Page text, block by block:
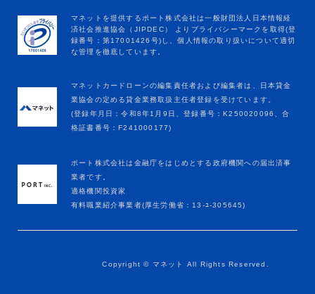
マネットカードローンの編集責任者および編集者は、日本貸金
業協会の定める貸金業務取扱主任者登録を受けています。
(登録年月日：令和8年1月9日、登録番号：K250020096、合
格証書番号：F241000177)
ポート株式会社は金融庁をはじめとする政府機関への届出済事
業者です。
適格機関投資家
有料職業紹介事業者(厚生労働省：13-ﾕ-305645)